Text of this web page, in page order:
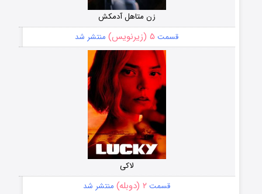
زن متاهل آدمکش
قسمت ۵ (زیرنویس) منتشر شد
لاکی
قسمت ۲ (دوبله) منتشر شد